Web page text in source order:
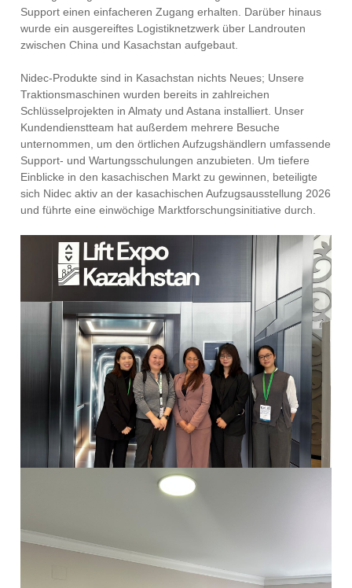
Support einen einfacheren Zugang erhalten. Darüber hinaus
wurde ein ausgereiftes Logistiknetzwerk über Landrouten
zwischen China und Kasachstan aufgebaut.
Nidec-Produkte sind in Kasachstan nichts Neues; Unsere
Traktionsmaschinen wurden bereits in zahlreichen
Schlüsselprojekten in Almaty und Astana installiert. Unser
Kundendienstteam hat außerdem mehrere Besuche
unternommen, um den örtlichen Aufzugshändlern umfassende
Support- und Wartungsschulungen anzubieten. Um tiefere
Einblicke in den kasachischen Markt zu gewinnen, beteiligte
sich Nidec aktiv an der kasachischen Aufzugsausstellung 2026
und führte eine einwöchige Marktforschungsinitiative durch.